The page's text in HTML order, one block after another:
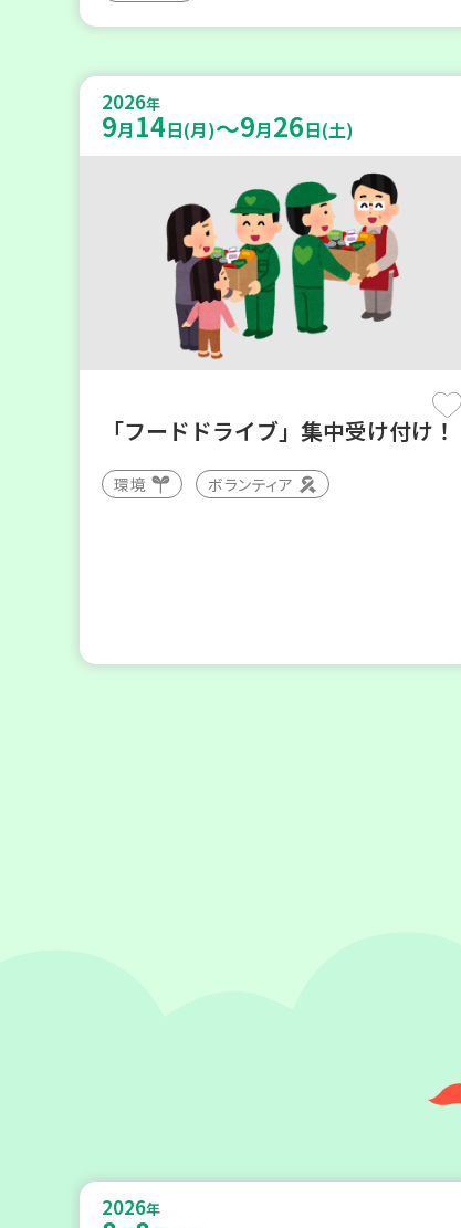
2026年
9月 14日(月)～9月26日(土)
「フードドライブ」集中受け付け！
環境 ボランティア
【第3地区本部】住み慣れた地域で
暮らしたい 「コープくらしの助け合
2026年